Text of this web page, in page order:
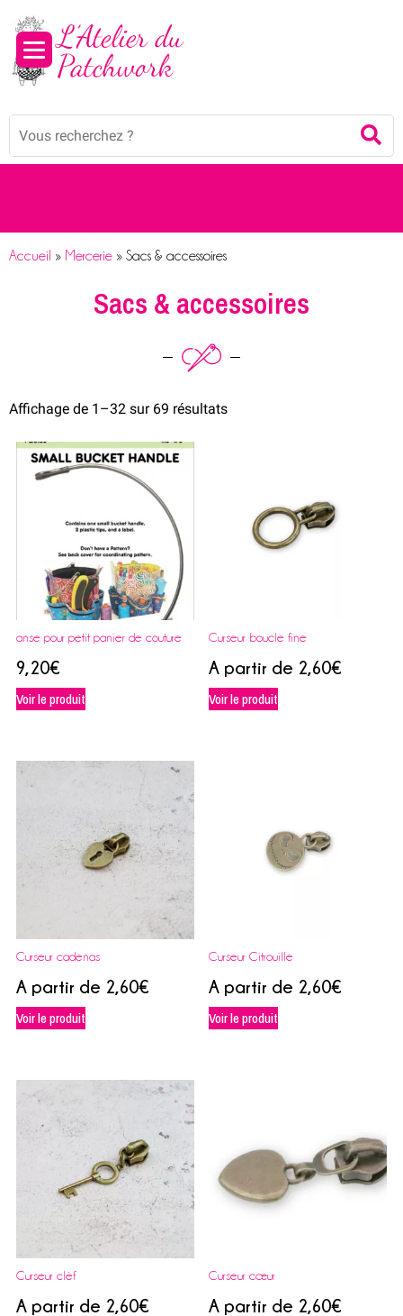
Mots
Accueil » Mercerie » Sacs & accessoires
Sacs & accessoires
Affichage de 1–32 sur 69 résultats
anse pour petit panier de couture
9,20€
Voir le produit
Curseur boucle fine
A partir de 2,60€
Voir le produit
Curseur cadenas
A partir de 2,60€
Voir le produit
Curseur Citrouille
A partir de 2,60€
Voir le produit
Curseur clèf
A partir de 2,60€
Curseur cœur
A partir de 2,60€
Panneau de gestion des cookies